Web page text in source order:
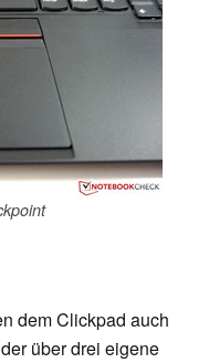
dem Clickpad auch
über drei eigene